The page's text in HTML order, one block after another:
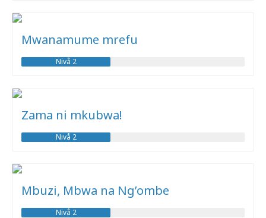
Mwanamume mrefu
Nivå 2
Zama ni mkubwa!
Nivå 2
Mbuzi, Mbwa na Ng’ombe
Nivå 2